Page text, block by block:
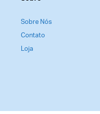
Sobre Nós
Contato
Loja